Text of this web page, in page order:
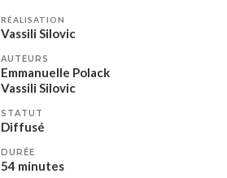
RÉALISATION
Vassili Silovic
AUTEURS
Emmanuelle Polack
Vassili Silovic
STATUT
Diffusé
DURÉE
54 minutes